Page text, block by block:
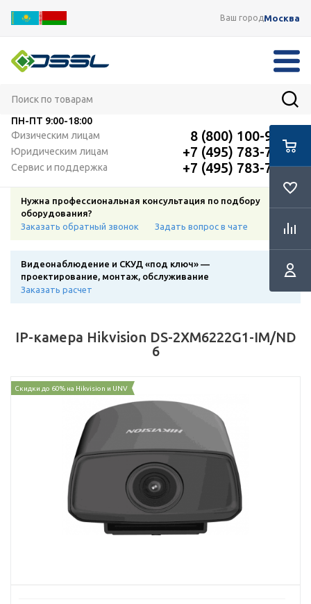
Ваш городМосква
ПН-ПТ 9:00-18:00
Физическим лицам
8 (800) 100-91-12
Юридическим лицам +7 (495) 783-72-87
Сервис и поддержка +7 (495) 783-72-87
Нужна профессиональная консультация по подбору
оборудования?
Заказать обратный звонок
Задать вопрос в чате
Видеонаблюдение и СКУД «под ключ» —
проектирование, монтаж, обслуживание
Заказать расчет
IP-камера Hikvision DS-2XM6222G1-IM/ND
6
Скидки до 60% на Hikvision и UNV